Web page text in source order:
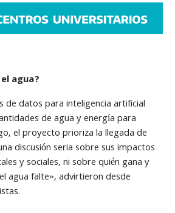
agua?
de datos para inteligencia artificial
de agua y energía para
el proyecto prioriza la llegada de
discusión seria sobre sus impactos
y sociales, ni sobre quién gana y
agua falte», advirtieron desde